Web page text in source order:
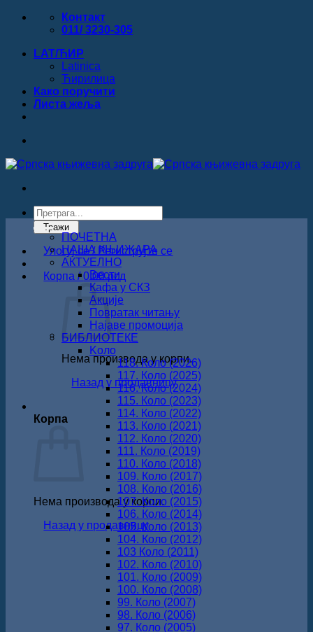
Прескочи
Контакт
011/ 3230-305
LAT/ЋИР
Latinica
Ћирилица
Како поручити
Листa жеља
Products
search
Тражи
Улогуј се / Региструјте се
Корпа /0.00рсд
Нема производа у корпи.
Назад у продавницу
Корпа
Нема производа у корпи.
Назад у продавницу
ПОЧЕТНА
НАША КЊИЖАРА
АКТУЕЛНО
Вести
Кафа у СКЗ
Акције
Повратак читању
Најаве промоција
БИБЛИОТЕКЕ
Koло
118. Коло (2026)
117. Коло (2025)
116. Коло (2024)
115. Коло (2023)
114. Коло (2022)
113. Коло (2021)
112. Коло (2020)
111. Коло (2019)
110. Коло (2018)
109. Коло (2017)
108. Коло (2016)
107. Коло (2015)
106. Коло (2014)
105. Коло (2013)
104. Коло (2012)
103 Коло (2011)
102. Коло (2010)
101. Коло (2009)
100. Коло (2008)
99. Коло (2007)
98. Коло (2006)
97. Коло (2005)